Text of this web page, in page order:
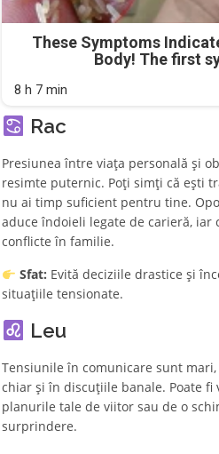
These Symptoms
Body! The first
8 h 7 min
Rac
Presiunea între viața personală și
resimte puternic. Poți simți că ești
nu ai timp suficient pentru tine.
aduce îndoieli legate de carieră, iar
conflicte în familie.
Sfat: Evită deciziile drastice și
situațiile tensionate.
Leu
Tensiunile în comunicare sunt
chiar și în discuțiile banale. Poate fi
planurile tale de viitor sau de o
surprindere.